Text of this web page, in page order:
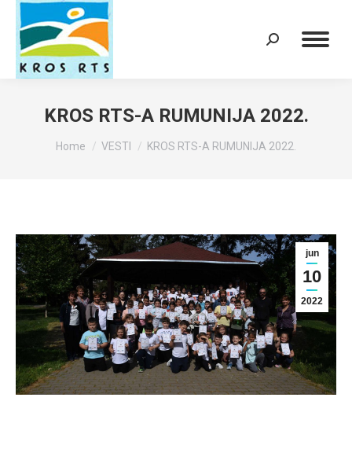
Search:
KROS RTS-A RUMUNIJA 2022.
You are here:
Home VESTI KROS RTS-A RUMUNIJA 2022.
jun
10
2022